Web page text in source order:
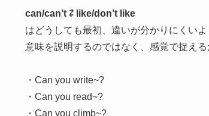
can/can’t ⇄ like/don’t like
はどうしても最初、違いが分かりにくいよ
意味を説明するのではなく、感覚で捉え
・Can you write~?
・Can you read~?
・Can you climb~?